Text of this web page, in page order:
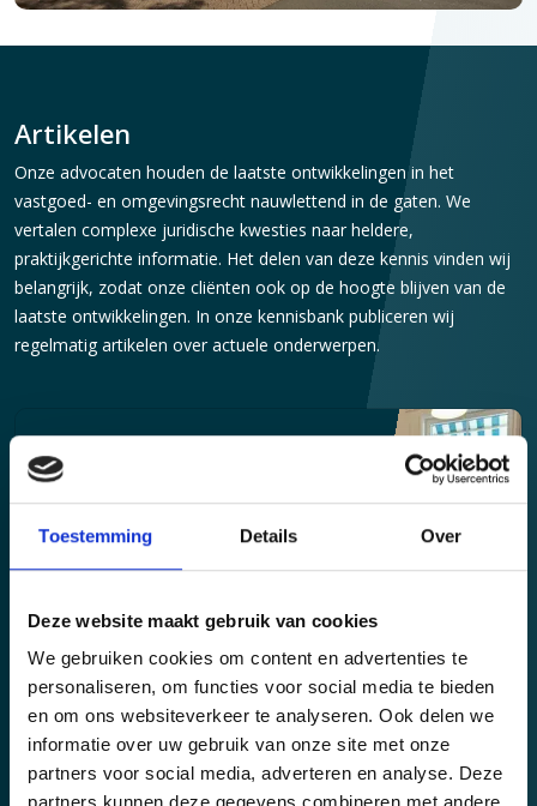
Toestemming Details Over
Deze website maakt gebruik van cookies
We gebruiken cookies om content en advertenties te
personaliseren, om functies voor social media te bieden
en om ons websiteverkeer te analyseren. Ook delen we
informatie over uw gebruik van onze site met onze
partners voor social media, adverteren en analyse. Deze
Artikelen
Onze advocaten houden de laatste ontwikkelingen in het
vastgoed- en omgevingsrecht nauwlettend in de gaten. We
vertalen complexe juridische kwesties naar heldere,
praktijkgerichte informatie. Het delen van deze kennis vinden wij
belangrijk, zodat onze cliënten ook op de hoogte blijven van de
laatste ontwikkelingen. In onze kennisbank publiceren wij
regelmatig artikelen over actuele onderwerpen.
februari 2026
Nieuwe medewerker: Martijn
december 2025
Geslaagd!
Lees meer